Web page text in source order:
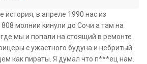
история, в апреле 1990 нас из
молнии кинули до Сочи а там на
мы и попали на стоящий в ремонте
с ужастного будуна и небритый
как пираты. Я думал что п***ец нам.